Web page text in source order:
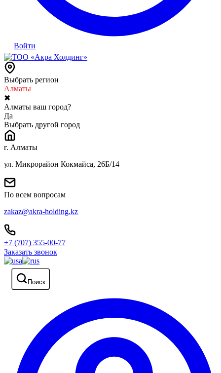
Войти
Выбрать регион
Алматы
✖
Алматы ваш город?
Да
Выбрать другой город
г. Алматы
ул. Микрорайон Кокмайса, 26Б/14
По всем вопросам
zakaz@akra-holding.kz
+7 (707) 355-00-77
Заказать звонок
Поиск